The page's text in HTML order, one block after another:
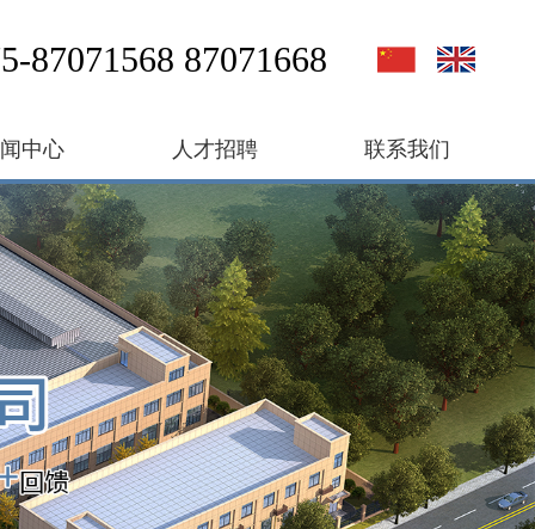
87071568 87071668
中心 人才招聘 联系我们